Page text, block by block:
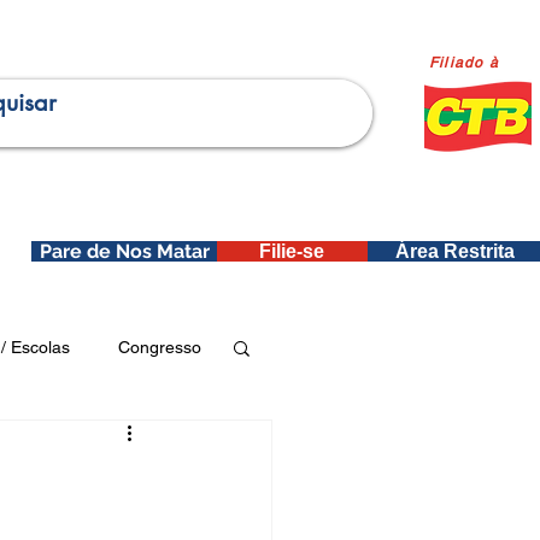
Filiado à
Filie-se
Pare de Nos Matar Área Restrita
Escolas Congresso
Publicações SEDIN